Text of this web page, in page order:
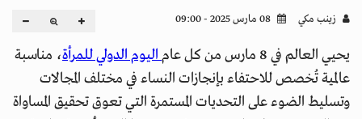
زينب مكي
يحيي العالم في 8 مارس من كل عام اليوم الدولي للمرأة، مناسبة
عالمية تُخصص للاحتفاء بإنجازات النساء في مختلف المجالات
وتسليط الضوء على التحديات المستمرة التي تعوق تحقيق المساواة